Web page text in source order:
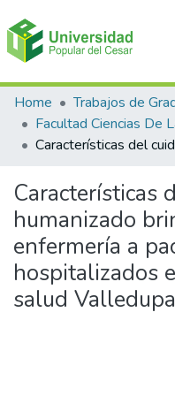
Communities &
All of DSpace
Home
Características
humanizado
enfermería a
hospitalizados
salud